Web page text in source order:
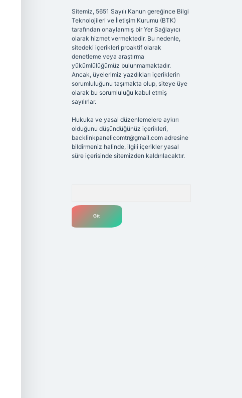
Sitemiz, 5651 Sayılı Kanun gereğince Bilgi
Teknolojileri ve İletişim Kurumu (BTK)
tarafından onaylanmış bir Yer Sağlayıcı
olarak hizmet vermektedir. Bu nedenle,
sitedeki içerikleri proaktif olarak
denetleme veya araştırma
yükümlülüğümüz bulunmamaktadır.
Ancak, üyelerimiz yazdıkları içeriklerin
sorumluluğunu taşımakta olup, siteye üye
olarak bu sorumluluğu kabul etmiş
sayılırlar.
Hukuka ve yasal düzenlemelere aykırı
olduğunu düşündüğünüz içerikleri,
backlinkpanelicomtr@gmail.comadresine
bildirmeniz halinde, ilgili içerikler yasal
süre içerisinde sitemizden kaldırılacaktır.